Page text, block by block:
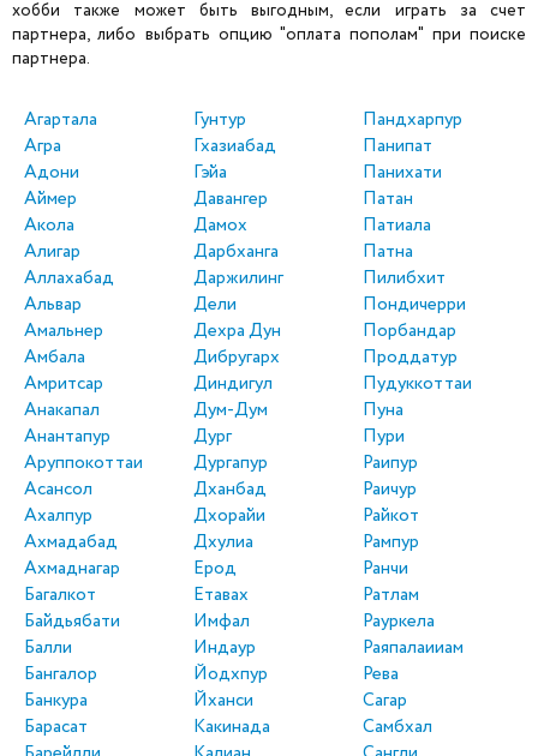
хобби также может быть выгодным, если играть за счет
партнера, либо выбрать опцию "оплата пополам" при поиске
партнера.
Агартала
Агра
Адони
Аймер
Акола
Алигар
Аллахабад
Альвар
Амальнер
Амбала
Амритсар
Анакапал
Анантапур
Аруппокоттаи
Асансол
Ахалпур
Ахмадабад
Ахмаднагар
Багалкот
Байдьябати
Балли
Бангалор
Банкура
Барасат
Гунтур
Гхазиабад
Гэйа
Давангер
Дамох
Дарбханга
Даржилинг
Дели
Дехра Дун
Дибругарх
Диндигул
Дум-Дум
Дург
Дургапур
Дханбад
Дхорайи
Дхулиа
Ерод
Етавах
Имфал
Индаур
Йодхпур
Йханси
Какинада
Пандхарпур
Панипат
Панихати
Патан
Патиала
Патна
Пилибхит
Пондичерри
Порбандар
Проддатур
Пудуккоттаи
Пуна
Пури
Раипур
Раичур
Райкот
Рампур
Ранчи
Ратлам
Рауркела
Раяпалаииам
Рева
Сагар
Самбхал